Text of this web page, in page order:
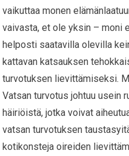
vaikuttaa monen
vaivasta, et ole yksin – moni
helposti saatavilla olevilla
kattavan katsauksen
turvotuksen lievittämiseksi.
Vatsan turvotus johtuu usein
häiriöistä, jotka voivat
vatsan turvotuksen
kotikonsteja oireiden